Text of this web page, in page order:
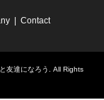
Contact
友達になろう. All Rights